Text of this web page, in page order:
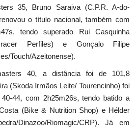
35, Bruno Saraiva (C.P.R. A-do-
o título nacional, também com
tendo superado Rui Casquinha
Pracer Perfiles) e Gonçalo Filipe
Touch/Azeitonense).
40, a distância foi de 101,8
(Skoda Irmãos Leite/ Tourencinho) foi
44, com 2h25m26s, tendo batido a
(Bike & Nutrition Shop) e Hélder
Dinazoo/Riomagic/CRP). Já em